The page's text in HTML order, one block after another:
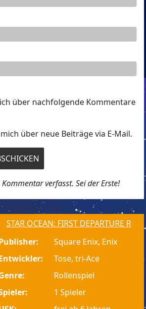
über nachfolgende Kommentare
über neue Beiträge via E-Mail.
verfasst. Sei der Erste!
STAR OCEAN: FIRST DEPARTURE R
Square Enix, Enix
Tose, tri-Ace
Rollenspiel
1 Spieler